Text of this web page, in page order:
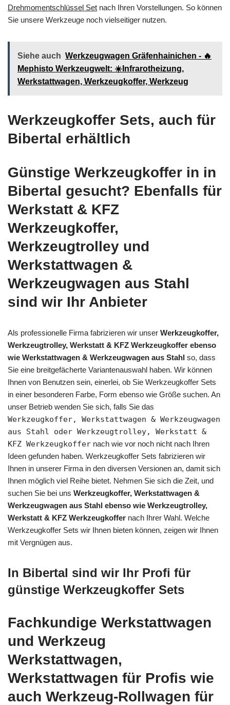
Drehmomentschlüssel Set nach Ihren Vorstellungen. So können
Sie unsere Werkzeuge noch vielseitiger nutzen.
Siehe auch Werkzeugwagen Gräfenhainichen - 🔥
Mephisto Werkzeugwelt: ☀️Infrarotheizung,
Werkstattwagen, Werkzeugkoffer, Werkzeug
Werkzeugkoffer Sets, auch für
Bibertal erhältlich
Günstige Werkzeugkoffer in in
Bibertal gesucht? Ebenfalls für
Werkstatt & KFZ
Werkzeugkoffer,
Werkzeugtrolley und
Werkstattwagen &
Werkzeugwagen aus Stahl
sind wir Ihr Anbieter
Als professionelle Firma fabrizieren wir unser Werkzeugkoffer,
Werkzeugtrolley, Werkstatt & KFZ Werkzeugkoffer ebenso
wie Werkstattwagen & Werkzeugwagen aus Stahl so, dass
Sie eine breitgefächerte Variantenauswahl haben. Wir können
Ihnen von Benutzen sein, einerlei, ob Sie Werkzeugkoffer Sets
in einer besonderen Farbe, Form ebenso wie Größe suchen. An
unser Betrieb wenden Sie sich, falls Sie das
Werkzeugkoffer, Werkstattwagen & Werkzeugwagen
aus Stahl oder Werkzeugtrolley, Werkstatt &
KFZ Werkzeugkoffer nach wie vor noch nicht nach Ihren
Ideen gefunden haben. Werkzeugkoffer Sets fabrizieren wir
Ihnen in unserer Firma in den diversen Versionen an, damit sich
Ihnen möglich viel Reihe bietet. Nehmen Sie sich die Zeit, und
suchen Sie bei uns Werkzeugkoffer, Werkstattwagen &
Werkzeugwagen aus Stahl ebenso wie Werkzeugtrolley,
Werkstatt & KFZ Werkzeugkoffer nach Ihrer Wahl. Welche
Werkzeugkoffer Sets wir Ihnen bieten können, zeigen wir Ihnen
mit Vergnügen aus.
In Bibertal sind wir Ihr Profi für
günstige Werkzeugkoffer Sets
Fachkundige Werkstattwagen
und Werkzeug
Werkstattwagen,
Werkstattwagen für Profis wie
auch Werkzeug-Rollwagen für